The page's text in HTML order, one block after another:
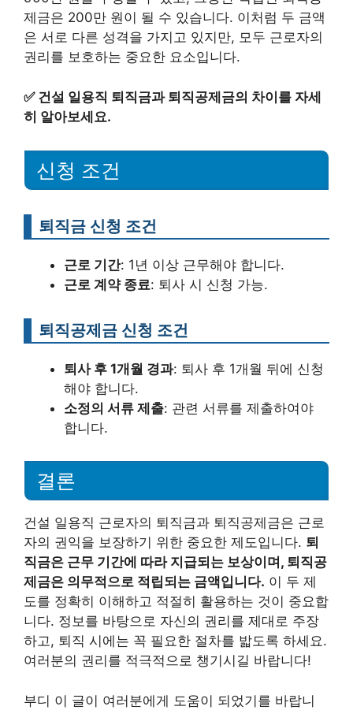
제금은 200만 원이 될 수 있습니다. 이처럼 두 금액
은 서로 다른 성격을 가지고 있지만, 모두 근로자의
권리를 보호하는 중요한 요소입니다.
✅ 건설 일용직 퇴직금과 퇴직공제금의 차이를 자세
히 알아보세요.
신청 조건
퇴직금 신청 조건
근로 기간: 1년 이상 근무해야 합니다.
근로 계약 종료: 퇴사 시 신청 가능.
퇴직공제금 신청 조건
퇴사 후 1개월 경과: 퇴사 후 1개월 뒤에 신청
해야 합니다.
소정의 서류 제출: 관련 서류를 제출하여야
합니다.
결론
건설 일용직 근로자의 퇴직금과 퇴직공제금은 근로
자의 권익을 보장하기 위한 중요한 제도입니다. 퇴
직금은 근무 기간에 따라 지급되는 보상이며, 퇴직공
제금은 의무적으로 적립되는 금액입니다. 이 두 제
도를 정확히 이해하고 적절히 활용하는 것이 중요합
니다. 정보를 바탕으로 자신의 권리를 제대로 주장
하고, 퇴직 시에는 꼭 필요한 절차를 밟도록 하세요.
여러분의 권리를 적극적으로 챙기시길 바랍니다!
부디 이 글이 여러분에게 도움이 되었기를 바랍니